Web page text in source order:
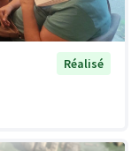
Réalisé